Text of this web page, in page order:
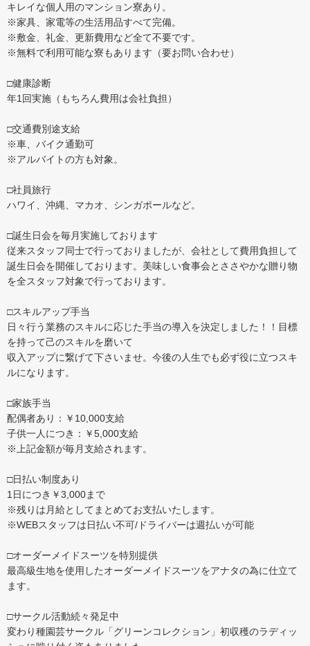
キレイな個人用のマンション寮あり。
※家具、家電等の生活用品すべて完備。
※敷金、礼金、更新費用など全て不要です。
※無料で利用可能な寮もあります（要お問い合わせ）
□健康診断
年1回実施（もちろん費用は会社負担）
□交通費別途支給
※車、バイク通勤可
※アルバイトの方も対象。
□社員旅行
ハワイ、沖縄、マカオ、シンガポールなど。
□誕生日会を毎月実施しております
従来スタッフ同士で行っておりましたが、会社として費用負担して
誕生日会を開催しております。美味しい食事会とささやかな贈り物
を全スタッフ対象で行っております。
□スキルアップ手当
日々行う業務のスキルに応じた手当の導入を決定しました！！目標
を持って己のスキルを磨いて
収入アップに繋げて下さいませ。今後の人生でも必ず役に立つスキ
ルになります。
□家族手当
配偶者あり：￥10,000支給
子供一人につき：￥5,000支給
※上記金額が毎月支給されます。
□日払い制度あり
1日につき￥3,000まで
※残りは月給としてまとめてお支払いたします。
※WEBスタッフは日払い不可/ドライバーは週払いが可能
□オーダーメイドスーツを特別提供
最高級生地を使用したオーダーメイドスーツをアナタの為に仕立て
ます。
□サークル活動続々発足中
変わり種園芸サークル「グリーンコレクション」初収穫のラディッ